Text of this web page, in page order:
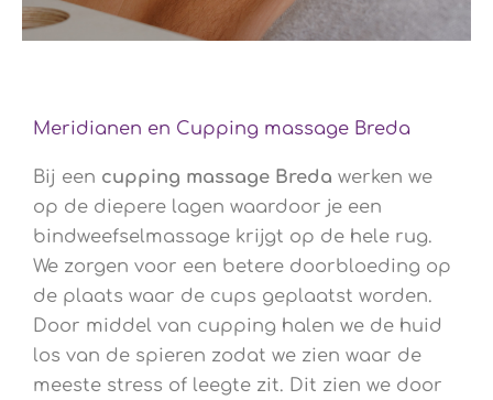
Meridianen en Cupping massage Breda
Bij een cupping massage Breda werken we
op de diepere lagen waardoor je een
bindweefselmassage krijgt op de hele rug.
We zorgen voor een betere doorbloeding op
de plaats waar de cups geplaatst worden.
Door middel van cupping halen we de huid
los van de spieren zodat we zien waar de
meeste stress of leegte zit. Dit zien we door